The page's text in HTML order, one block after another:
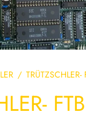
/ TRÜTZSCHLER-